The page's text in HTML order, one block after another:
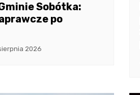
Sobótka:
po
2026